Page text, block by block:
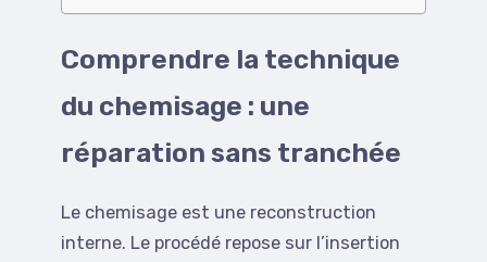
Comprendre la technique
du chemisage : une
réparation sans tranchée
Le chemisage est une reconstruction
interne. Le procédé repose sur l’insertion